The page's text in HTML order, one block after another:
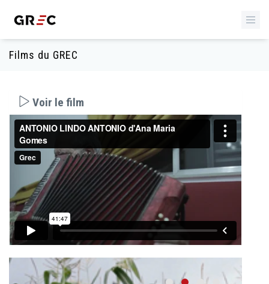
Films du GREC
Voir le film